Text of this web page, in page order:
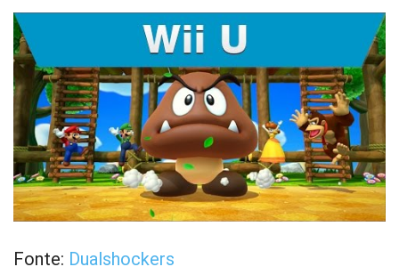
Fonte: Dualshockers